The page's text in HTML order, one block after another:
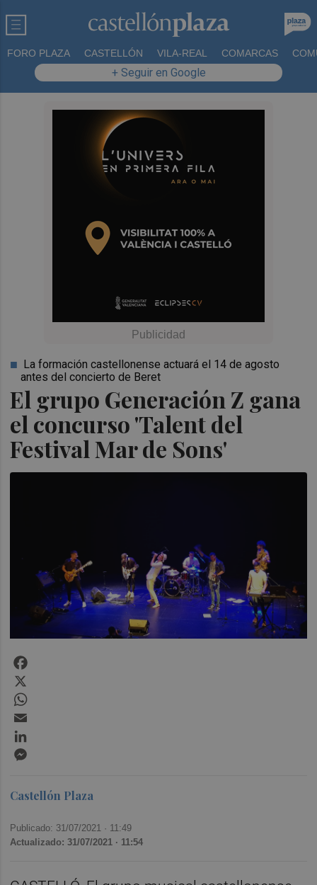
FORO PLAZA CASTELLÓN VILA-REAL COMARCAS
+ Seguir en Google
El grupo Generación Z gana
el concurso 'Talent del
Festival Mar de Sons'
La formación castellonense actuará el 14 de agosto
antes del concierto de Beret
Castellón Plaza
Publicado: 31/07/2021 · 11:49
Actualizado: 31/07/2021 · 11:54